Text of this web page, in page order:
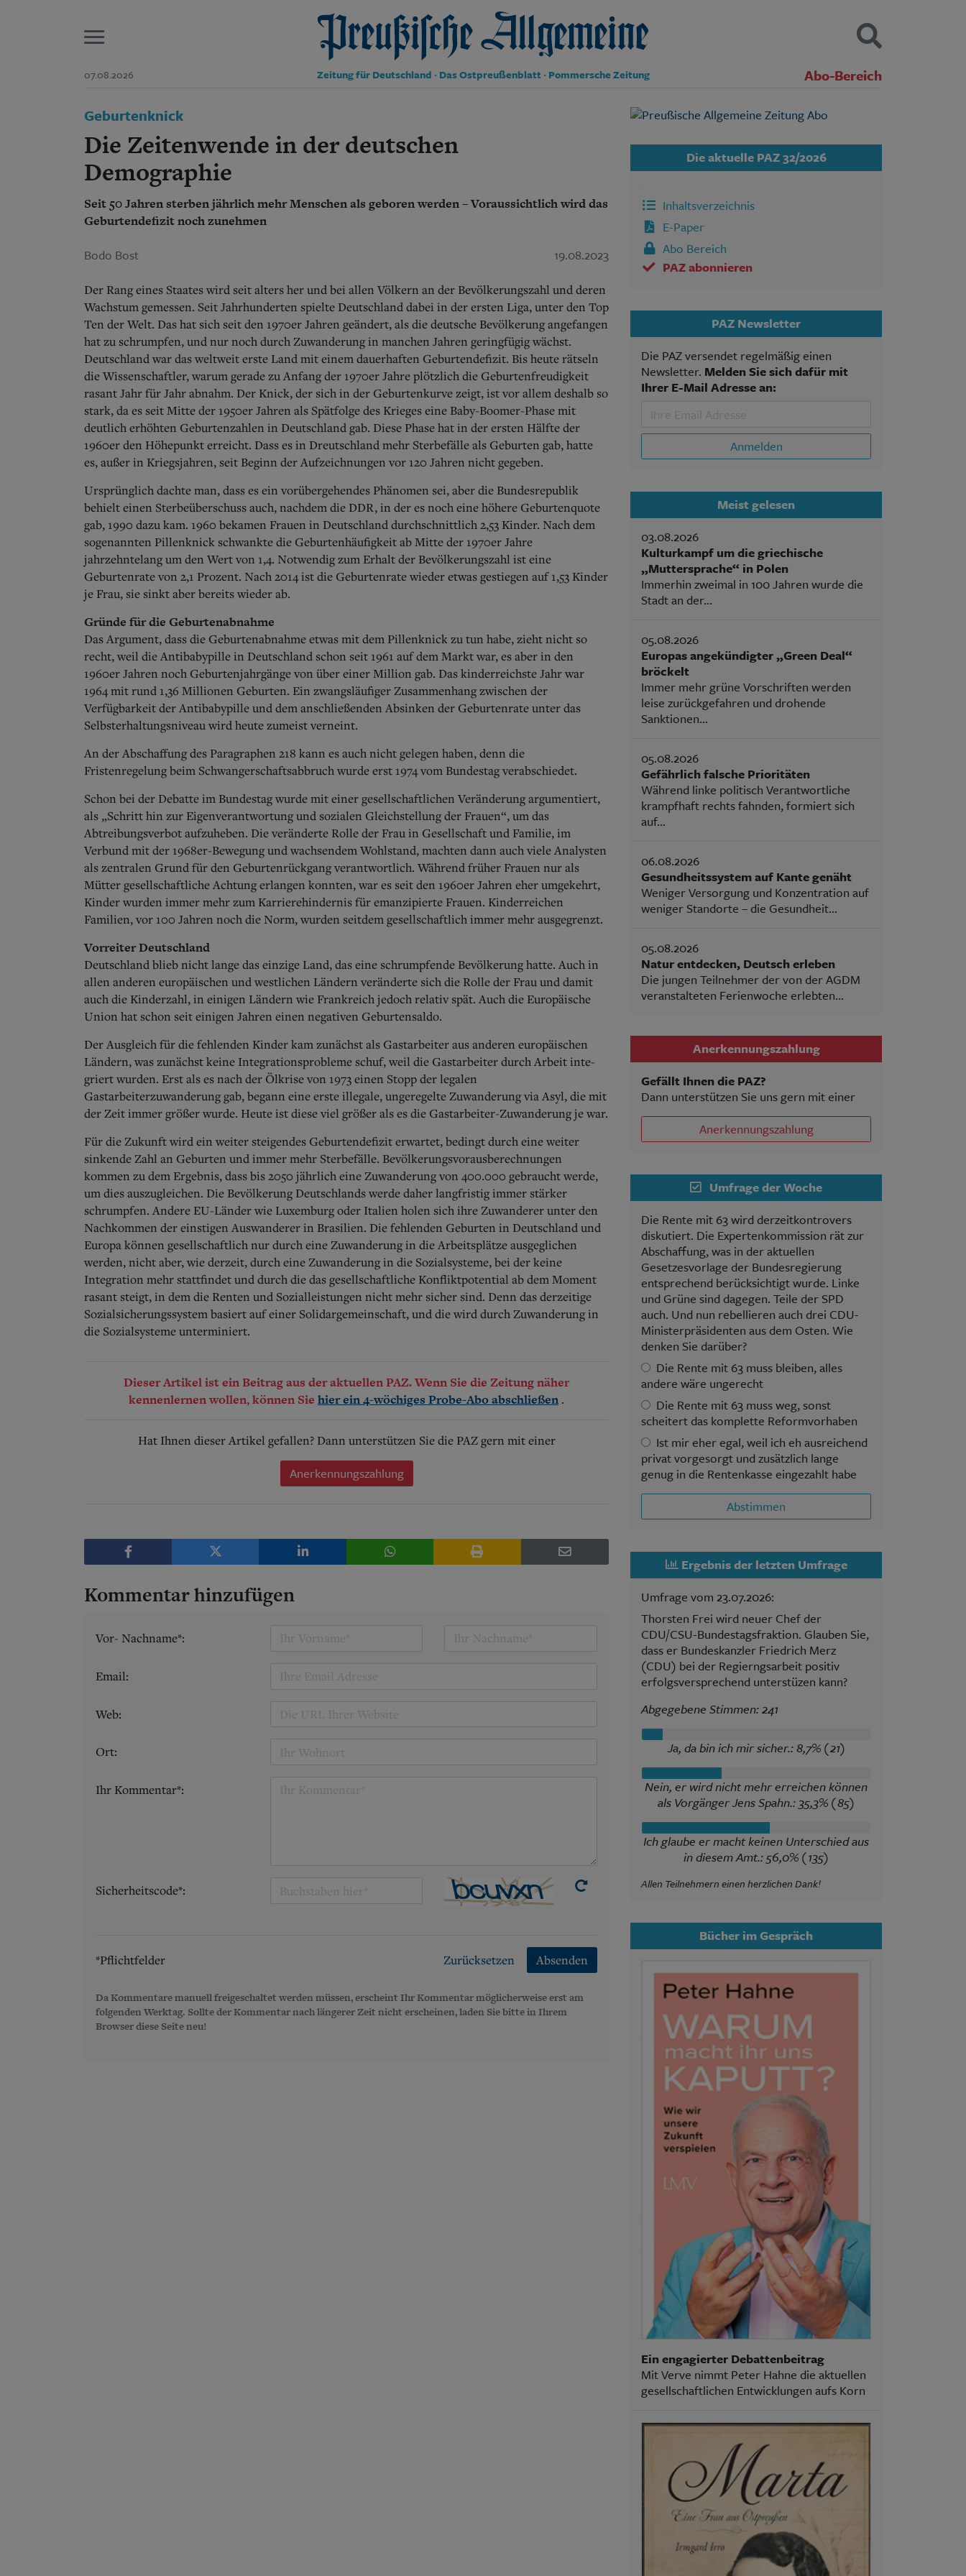
07.08.2026 Preußische Allgemeine Zeitung
Zeitung für Deutschland · Das Ostpreußenblatt · Pommersche Zeitung Abo-Bereich
Start
Aktuelle Ausgabe
Abonnenten-Login
Abonnent werden
Abo Prämien
Archiv
Mediadaten
Wirtschaft
Geschichte
Danzig und Westpreußen
Bücher
Kontakt
Datenschutz
Suchen und finden
SUCHEN
Geburtenknick
Die Zeitenwende in der deutschen
Demographie
Seit 50 Jahren sterben jährlich mehr Menschen als geboren werden – Voraussichtlich wird das
Geburtendefizit noch zunehmen
Bodo Bost 19.08.2023
Der Rang eines Staates wird seit alters her und bei allen Völkern an der Bevölkerungszahl und deren
Wachstum gemessen. Seit Jahrhunderten spielte Deutschland dabei in der ersten Liga, unter den Top
Ten der Welt. Das hat sich seit den 1970er Jahren geändert, als die deutsche Bevölkerung angefangen
hat zu schrumpfen, und nur noch durch Zuwanderung in manchen Jahren geringfügig wächst.
Deutschland war das weltweit erste Land mit einem dauerhaften Geburtendefizit. Bis heute rätseln
die Wissenschaftler, warum gerade zu Anfang der 1970er Jahre plötzlich die Geburtenfreudigkeit
rasant Jahr für Jahr abnahm. Der Knick, der sich in der Geburtenkurve zeigt, ist vor allem deshalb so
stark, da es seit Mitte der 1950er Jahren als Spätfolge des Krieges eine Baby-Boomer-Phase mit
deutlich erhöhten Geburtenzahlen in Deutschland gab. Diese Phase hat in der ersten Hälfte der
1960er den Höhepunkt erreicht. Dass es in Dreutschland mehr Sterbefälle als Geburten gab, hatte
es, außer in Kriegsjahren, seit Beginn der Aufzeichnungen vor 120 Jahren nicht gegeben.
Ursprünglich dachte man, dass es ein vorübergehendes Phänomen sei, aber die Bundesrepublik
behielt einen Sterbeüberschuss auch, nachdem die DDR, in der es noch eine höhere Geburtenquote
gab, 1990 dazu kam. 1960 bekamen Frauen in Deutschland durchschnittlich 2,53 Kinder. Nach dem
sogenannten Pillenknick schwankte die Geburtenhäufigkeit ab Mitte der 1970er Jahre
jahrzehntelang um den Wert von 1,4. Notwendig zum Erhalt der Bevölkerungszahl ist eine
Geburtenrate von 2,1 Prozent. Nach 2014 ist die Geburtenrate wieder etwas gestiegen auf 1,53 Kinder
je Frau, sie sinkt aber bereits wieder ab.
Gründe für die Geburtenabnahme
Das Argument, dass die Geburtenabnahme etwas mit dem Pillenknick zu tun habe, zieht nicht so
recht, weil die Antibabypille in Deutschland schon seit 1961 auf dem Markt war, es aber in den
1960er Jahren noch Geburtenjahrgänge von über einer Million gab. Das kinderreichste Jahr war
1964 mit rund 1,36 Millionen Geburten. Ein zwangsläufiger Zusammenhang zwischen der
Verfügbarkeit der Antibabypille und dem anschließenden Absinken der Geburtenrate unter das
Selbsterhaltungsniveau wird heute zumeist verneint.
An der Abschaffung des Paragraphen 218 kann es auch nicht gelegen haben, denn die
Fristenregelung beim Schwangerschaftsabbruch wurde erst 1974 vom Bundestag verabschiedet.
Schon bei der Debatte im Bundestag wurde mit einer gesellschaftlichen Veränderung argumentiert,
als „Schritt hin zur Eigenverantwortung und sozialen Gleichstellung der Frauen“, um das
Abtreibungsverbot aufzuheben. Die veränderte Rolle der Frau in Gesellschaft und Familie, im
Verbund mit der 1968er-Bewegung und wachsendem Wohlstand, machten dann auch viele Analysten
als zentralen Grund für den Geburtenrückgang verantwortlich. Während früher Frauen nur als
Mütter gesellschaftliche Achtung erlangen konnten, war es seit den 1960er Jahren eher umgekehrt,
Kinder wurden immer mehr zum Karrierehindernis für emanzipierte Frauen. Kinderreichen
Familien, vor 100 Jahren noch die Norm, wurden seitdem gesellschaftlich immer mehr ausgegrenzt.
Vorreiter Deutschland
Deutschland blieb nicht lange das einzige Land, das eine schrumpfende Bevölkerung hatte. Auch in
allen anderen europäischen und westlichen Ländern veränderte sich die Rolle der Frau und damit
auch die Kinderzahl, in einigen Ländern wie Frankreich jedoch relativ spät. Auch die Europäische
Union hat schon seit einigen Jahren einen negativen Geburtensaldo.
Der Ausgleich für die fehlenden Kinder kam zunächst als Gastarbeiter aus anderen europäischen
Ländern, was zunächst keine Integrationsprobleme schuf, weil die Gastarbeiter durch Arbeit inte­
griert wurden. Erst als es nach der Ölkrise von 1973 einen Stopp der legalen
Gastarbeiterzuwanderung gab, begann eine erste illegale, ungeregelte Zuwanderung via Asyl, die mit
der Zeit immer größer wurde. Heute ist diese viel größer als es die Gastarbeiter-Zuwanderung je war.
Für die Zukunft wird ein weiter steigendes Geburtendefizit erwartet, bedingt durch eine weiter
sinkende Zahl an Geburten und immer mehr Sterbefälle. Bevölkerungsvorausberechnungen
kommen zu dem Ergebnis, dass bis 2050 jährlich eine Zuwanderung von 400.000 gebraucht werde,
um dies auszugleichen. Die Bevölkerung Deutschlands werde daher langfristig immer stärker
schrumpfen. Andere EU-Länder wie Luxemburg oder Italien holen sich ihre Zuwanderer unter den
Nachkommen der einstigen Auswanderer in Brasilien. Die fehlenden Geburten in Deutschland und
Europa können gesellschaftlich nur durch eine Zuwanderung in die Arbeitsplätze ausgeglichen
werden, nicht aber, wie derzeit, durch eine Zuwanderung in die Sozialsysteme, bei der keine
Integration mehr stattfindet und durch die das gesellschaftliche Konfliktpotential ab dem Moment
rasant steigt, in dem die Renten und Sozialleistungen nicht mehr sicher sind. Denn das derzeitige
Sozialsicherungssystem basiert auf einer Solidargemeinschaft, und die wird durch Zuwanderung in
die Sozialsysteme unterminiert.
Dieser Artikel ist ein Beitrag aus der aktuellen PAZ. Wenn Sie die Zeitung näher
kennenlernen wollen, können Sie hier ein 4-wöchiges Probe-Abo abschließen .
Hat Ihnen dieser Artikel gefallen? Dann unterstützen Sie die PAZ gern mit einer
Anerkennungszahlung
Kommentar hinzufügen
Vor- Nachname*:
Email:
Web:
Ort:
Ihr Kommentar*:
Sicherheitscode*:
*Pflichtfelder Zurücksetzen Absenden
Da Kommentare manuell freigeschaltet werden müssen, erscheint Ihr Kommentar möglicherweise erst am
folgenden Werktag. Sollte der Kommentar nach längerer Zeit nicht erscheinen, laden Sie bitte in Ihrem
Browser diese Seite neu!
Die aktuelle PAZ 32/2026
Inhaltsverzeichnis
E-Paper
Abo Bereich
PAZ abonnieren
PAZ Newsletter
Die PAZ versendet regelmäßig einen
Newsletter. Melden Sie sich dafür mit
Ihrer E-Mail Adresse an:
Anmelden
Meist gelesen
03.08.2026
Kulturkampf um die griechische
„Muttersprache“ in Polen
Immerhin zweimal in 100 Jahren wurde die
Stadt an der...
05.08.2026
Europas angekündigter „Green Deal“
bröckelt
Immer mehr grüne Vorschriften werden
leise zurückgefahren und drohende
Sanktionen...
05.08.2026
Gefährlich falsche Prioritäten
Während linke politisch Verantwortliche
krampfhaft rechts fahnden, formiert sich
auf...
06.08.2026
Gesundheitssystem auf Kante genäht
Weniger Versorgung und Konzentration auf
weniger Standorte – die Gesundheit...
05.08.2026
Natur entdecken, Deutsch erleben
Die jungen Teilnehmer der von der AGDM
veranstalteten Ferienwoche erlebten...
Anerkennungszahlung
Gefällt Ihnen die PAZ?
Dann unterstützen Sie uns gern mit einer
Anerkennungszahlung
Umfrage der Woche
Die Rente mit 63 wird derzeitkontrovers
diskutiert. Die Expertenkommission rät zur
Abschaffung, was in der aktuellen
Gesetzesvorlage der Bundesregierung
entsprechend berücksichtigt wurde. Linke
und Grüne sind dagegen. Teile der SPD
auch. Und nun rebellieren auch drei CDU-
Ministerpräsidenten aus dem Osten. Wie
denken Sie darüber?
Die Rente mit 63 muss bleiben, alles
andere wäre ungerecht
Die Rente mit 63 muss weg, sonst
scheitert das komplette Reformvorhaben
Ist mir eher egal, weil ich eh ausreichend
privat vorgesorgt und zusätzlich lange
genug in die Rentenkasse eingezahlt habe
Abstimmen
Ergebnis der letzten Umfrage
Umfrage vom 23.07.2026:
Thorsten Frei wird neuer Chef der
CDU/CSU-Bundestagsfraktion. Glauben Sie,
dass er Bundeskanzler Friedrich Merz
(CDU) bei der Regierngsarbeit positiv
erfolgsversprechend unterstüzen kann?
Abgegebene Stimmen: 241
Ja, da bin ich mir sicher.: 8,7% (21)
Nein, er wird nicht mehr erreichen können
als Vorgänger Jens Spahn.: 35,3% (85)
Ich glaube er macht keinen Unterschied aus
in diesem Amt.: 56,0% (135)
Allen Teilnehmern einen herzlichen Dank!
Bücher im Gespräch
Ein engagierter Debattenbeitrag
Mit Verve nimmt Peter Hahne die aktuellen
gesellschaftlichen Entwicklungen aufs Korn